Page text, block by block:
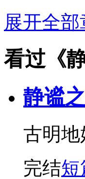
展开全部
看过《
静谧
古明
完结短